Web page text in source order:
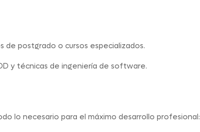
de postgrado o cursos especializados.
y técnicas de ingeniería de software.
lo necesario para el máximo desarrollo profesional: